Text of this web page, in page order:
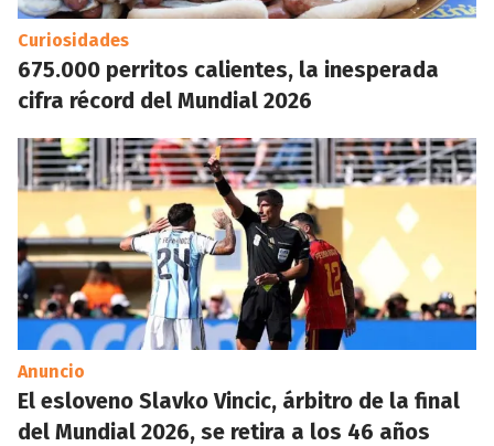
Curiosidades
675.000 perritos calientes, la inesperada
cifra récord del Mundial 2026
Anuncio
El esloveno Slavko Vincic, árbitro de la final
del Mundial 2026, se retira a los 46 años